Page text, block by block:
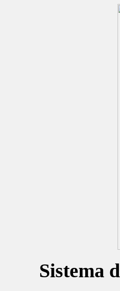
Sistema